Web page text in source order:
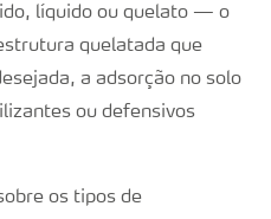
líquido ou quelato — o
quelatada que
a adsorção no solo
ou defensivos
os tipos de